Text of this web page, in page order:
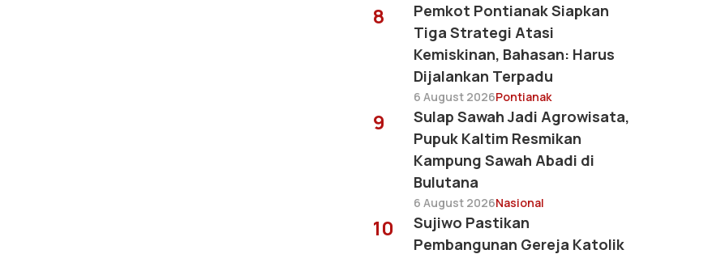
8
Pemkot Pontianak Siapkan
Tiga Strategi Atasi
Kemiskinan, Bahasan: Harus
Dijalankan Terpadu
6 August 2026Pontianak
9
Sulap Sawah Jadi Agrowisata,
Pupuk Kaltim Resmikan
Kampung Sawah Abadi di
Bulutana
6 August 2026Nasional
10
Sujiwo Pastikan
Pembangunan Gereja Katolik